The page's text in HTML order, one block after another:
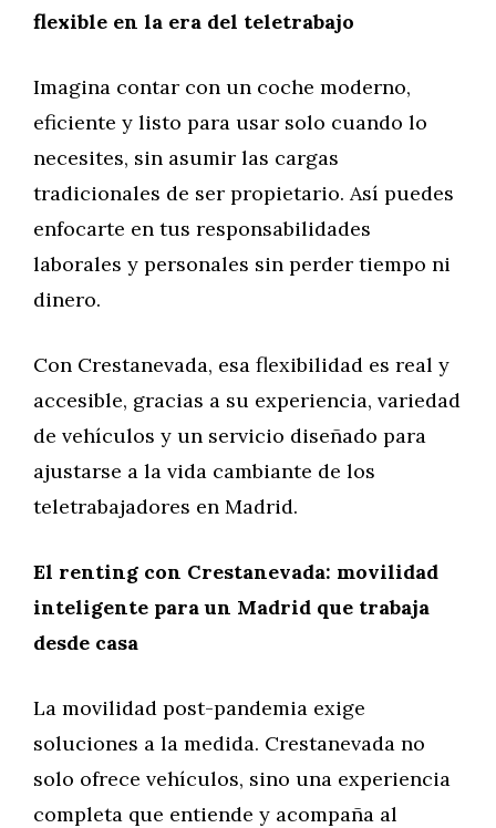
flexible en la era del teletrabajo
Imagina contar con un coche moderno,
eficiente y listo para usar solo cuando lo
necesites, sin asumir las cargas
tradicionales de ser propietario. Así puedes
enfocarte en tus responsabilidades
laborales y personales sin perder tiempo ni
dinero.
Con Crestanevada, esa flexibilidad es real y
accesible, gracias a su experiencia, variedad
de vehículos y un servicio diseñado para
ajustarse a la vida cambiante de los
teletrabajadores en Madrid.
El renting con Crestanevada: movilidad
inteligente para un Madrid que trabaja
desde casa
La movilidad post-pandemia exige
soluciones a la medida. Crestanevada no
solo ofrece vehículos, sino una experiencia
completa que entiende y acompaña al